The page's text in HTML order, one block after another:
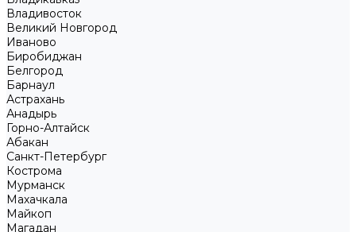
Владивосток
Великий Новгород
Иваново
Биробиджан
Белгород
Барнаул
Астрахань
Анадырь
Горно-Алтайск
Абакан
Санкт-Петербург
Кострома
Мурманск
Махачкала
Майкоп
Магадан